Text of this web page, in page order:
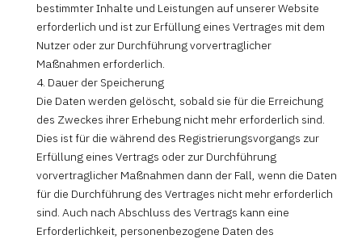
bestimmter Inhalte und Leistungen auf unserer Website
erforderlich und ist zur Erfüllung eines Vertrages mit dem
Nutzer oder zur Durchführung vorvertraglicher
Maßnahmen erforderlich.
4. Dauer der Speicherung
Die Daten werden gelöscht, sobald sie für die Erreichung
des Zweckes ihrer Erhebung nicht mehr erforderlich sind.
Dies ist für die während des Registrierungsvorgangs zur
Erfüllung eines Vertrags oder zur Durchführung
vorvertraglicher Maßnahmen dann der Fall, wenn die Daten
für die Durchführung des Vertrages nicht mehr erforderlich
sind. Auch nach Abschluss des Vertrags kann eine
Erforderlichkeit, personenbezogene Daten des